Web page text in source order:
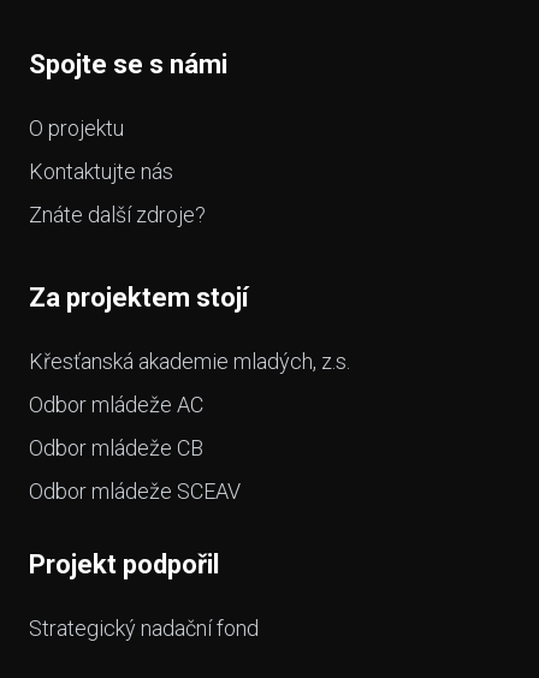
Spojte se s námi
O projektu
Kontaktujte nás
Znáte další zdroje?
Za projektem stojí
Křesťanská akademie mladých, z.s.
Odbor mládeže AC
Odbor mládeže CB
Odbor mládeže SCEAV
Projekt podpořil
Strategický nadační fond